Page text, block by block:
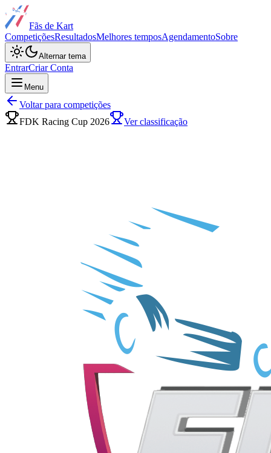
Fãs de Kart
CompetiçõesResultadosMelhores temposAgendamentoSobre
Alternar tema
EntrarCriar Conta
Menu
Voltar para competições
FDK Racing Cup 2026
Ver classificação